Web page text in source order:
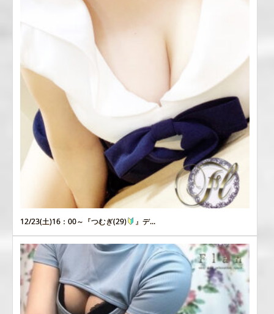
12/23(土)16：00～『つむぎ(29) 』デ...